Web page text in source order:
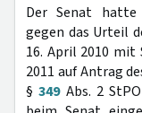
Der Senat hatte
gegen das Urteil
16. April 2010 mit
2011 auf Antrag
§349Abs. 2